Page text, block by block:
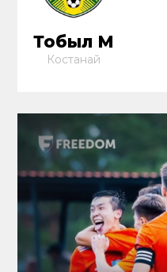
Тобыл М
Костанай